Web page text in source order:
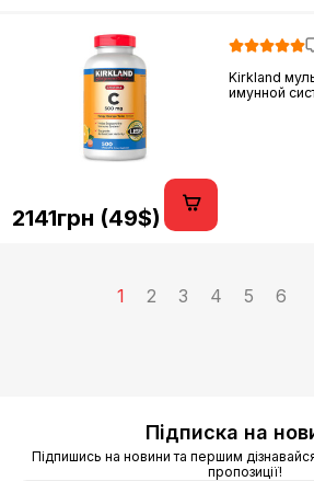
Kirkland
имунной
2141грн (49$)
1 2 3 4 5 6
Підписка на
Підпишись на новини та першим дізнавайся
пропозиції!